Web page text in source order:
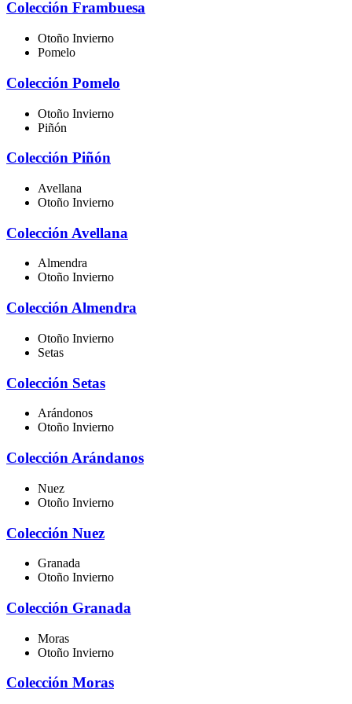
Colección Frambuesa
Otoño Invierno
Pomelo
Colección Pomelo
Otoño Invierno
Piñón
Colección Piñón
Avellana
Otoño Invierno
Colección Avellana
Almendra
Otoño Invierno
Colección Almendra
Otoño Invierno
Setas
Colección Setas
Arándonos
Otoño Invierno
Colección Arándanos
Nuez
Otoño Invierno
Colección Nuez
Granada
Otoño Invierno
Colección Granada
Moras
Otoño Invierno
Colección Moras